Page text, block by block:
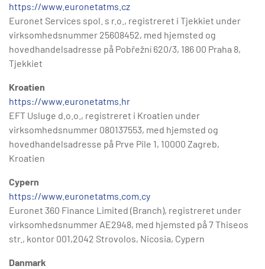
https://www.euronetatms.cz
Euronet Services spol. s r.o., registreret i Tjekkiet under
virksomhedsnummer 25608452, med hjemsted og
hovedhandelsadresse på Pobřežní 620/3, 186 00 Praha 8,
Tjekkiet
Kroatien
https://www.euronetatms.hr
EFT Usluge d.o.o., registreret i Kroatien under
virksomhedsnummer 080137553, med hjemsted og
hovedhandelsadresse på Prve Pile 1, 10000 Zagreb,
Kroatien
Cypern
https://www.euronetatms.com.cy
Euronet 360 Finance Limited (Branch), registreret under
virksomhedsnummer AE2948, med hjemsted på 7 Thiseos
str., kontor 001,2042 Strovolos, Nicosia, Cypern
Danmark